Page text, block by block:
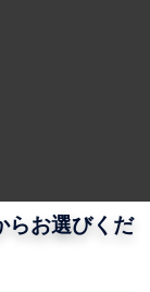
らお選びくだ